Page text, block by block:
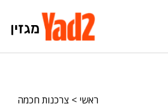
ראשי > צרכנות חכמה